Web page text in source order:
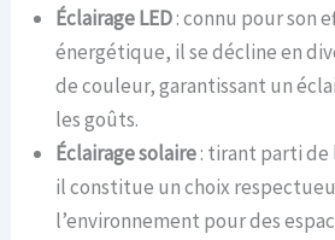
Éclairage LED: connu pour son
énergétique, il se décline en
de couleur, garantissant un
les goûts.
Éclairage solaire: tirant parti de
il constitue un choix
l’environnement pour des